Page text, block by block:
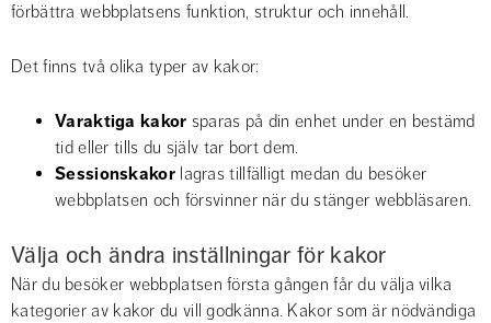
förbättra webbplatsens funktion, struktur och innehåll.
Det finns två olika typer av kakor:
Varaktiga kakor sparas på din enhet under en bestämd
tid eller tills du själv tar bort dem.
Sessionskakor lagras tillfälligt medan du besöker
webbplatsen och försvinner när du stänger webbläsaren.
Välja och ändra inställningar för kakor
När du besöker webbplatsen första gången får du välja vilka
kategorier av kakor du vill godkänna. Kakor som är nödvändiga